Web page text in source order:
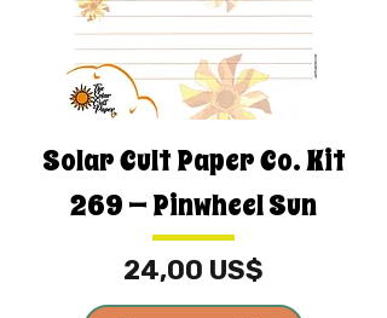
Solar Cult Paper Co. Kit
269 — Pinwheel Sun
Cena
24,00 US$